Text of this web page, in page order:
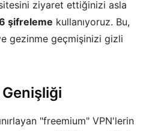
ziyaret ettiğinizi asla
şifreleme kullanıyoruz. Bu,
ve gezinme geçmişinizi gizli
Genişliği
"freemium" VPN'lerin